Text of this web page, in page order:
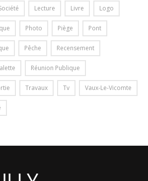
Lecture Livre Logo
Photo Piège Pont
Pêche Recensement
Réunion Publique
Travaux Tv Vaux-Le-Vicomte